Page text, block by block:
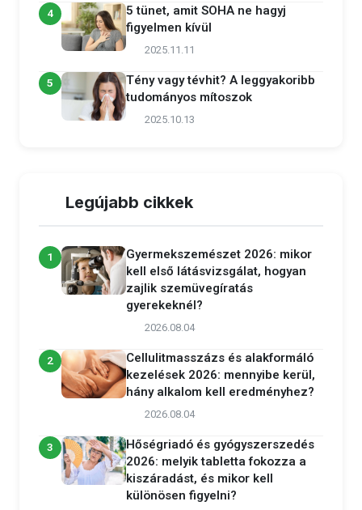
4
5 tünet, amit SOHA ne hagyj
figyelmen kívül
2025.11.11
5
Tény vagy tévhit? A leggyakoribb
tudományos mítoszok
2025.10.13
Legújabb cikkek
1
Gyermekszemészet 2026: mikor
kell első látásvizsgálat, hogyan
zajlik szemüvegíratás
gyerekeknél?
2026.08.04
2
Cellulitmasszázs és alakformáló
kezelések 2026: mennyibe kerül,
hány alkalom kell eredményhez?
2026.08.04
3
Hőségriadó és gyógyszerszedés
2026: melyik tabletta fokozza a
kiszáradást, és mikor kell
különösen figyelni?